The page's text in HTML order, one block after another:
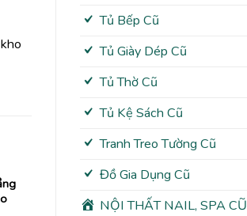
Tủ Bếp Cũ
Tủ Giày Dép Cũ
Tủ Thờ Cũ
Tủ Kệ Sách Cũ
Tranh Treo Tường Cũ
Đồ Gia Dụng Cũ
NỘI THẤT NAIL, SPA CŨ